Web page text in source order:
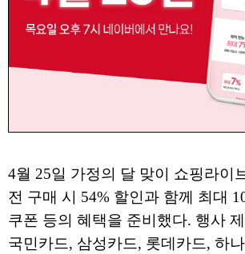
4월 25일 가정의 달 맞이 쇼핑라이
전 구매 시 54% 할인과 함께 최대
쿠폰 등의 혜택을 준비했다. 행사
국민카드, 삼성카드, 롯데카드, 하